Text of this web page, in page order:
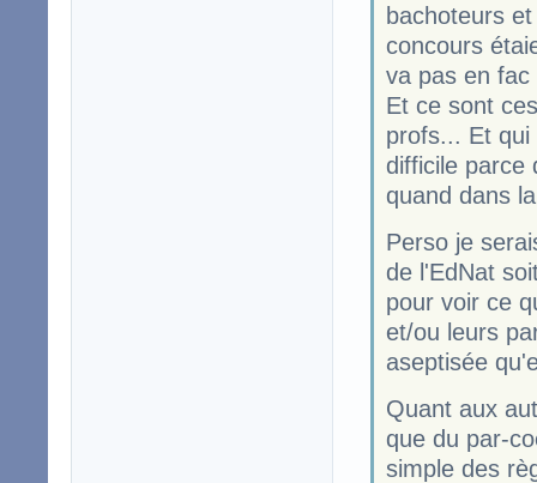
bachoteurs
concours
va pas en
Et ce sont
profs... Et
difficile parce
quand dans
Perso je
de l'EdNat
pour voir ce
et/ou leurs
aseptisée
Quant aux
que du par-
simple des